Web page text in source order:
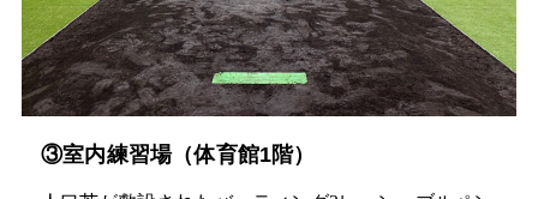
③室内練習場（体育館1階）